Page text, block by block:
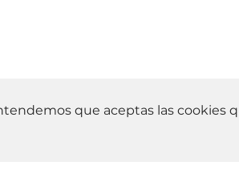
que aceptas las cookies